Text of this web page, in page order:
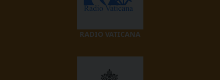
RADIO VATICANA